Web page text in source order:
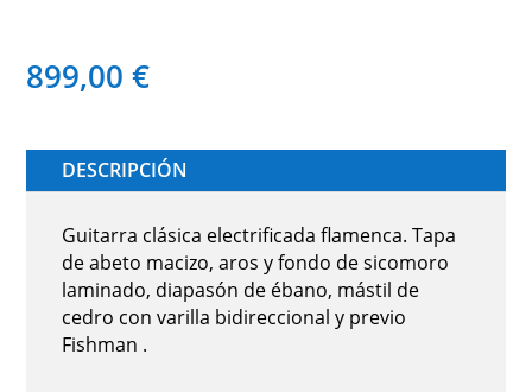
899,00€
DESCRIPCIÓN
Guitarra clásica electrificada flamenca. Tapa
de abeto macizo, aros y fondo de sicomoro
laminado, diapasón de ébano, mástil de
cedro con varilla bidireccional y previo
Fishman .